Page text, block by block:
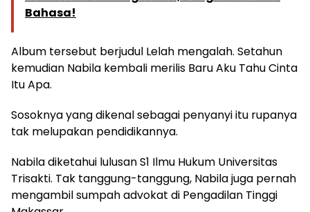
Bahasa!
Album tersebut berjudul Lelah mengalah. Setahun
kemudian Nabila kembali merilis Baru Aku Tahu Cinta
Itu Apa.
Sosoknya yang dikenal sebagai penyanyi itu rupanya
tak melupakan pendidikannya.
Nabila diketahui lulusan S1 Ilmu Hukum Universitas
Trisakti. Tak tanggung-tanggung, Nabila juga pernah
mengambil sumpah advokat di Pengadilan Tinggi